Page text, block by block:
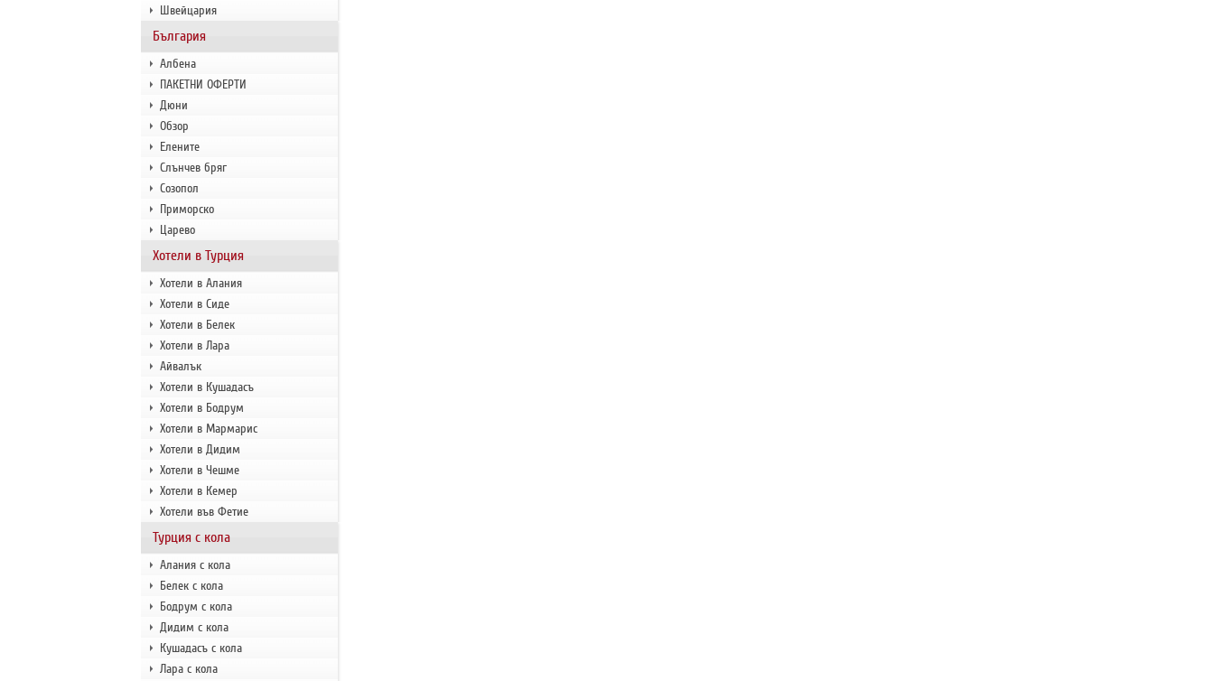
Швейцария
България
Албена
ПАКЕТНИ ОФЕРТИ
Дюни
Обзор
Елените
Слънчев бряг
Созопол
Приморско
Царево
Хотели в Турция
Хотели в Алания
Хотели в Сиде
Хотели в Белек
Хотели в Лара
Айвалък
Хотели в Кушадасъ
Хотели в Бодрум
Хотели в Мармарис
Хотели в Дидим
Хотели в Чешме
Хотели в Кемер
Хотели във Фетие
Турция с кола
Алания с кола
Белек с кола
Бодрум с кола
Дидим с кола
Кушадасъ с кола
Лара с кола